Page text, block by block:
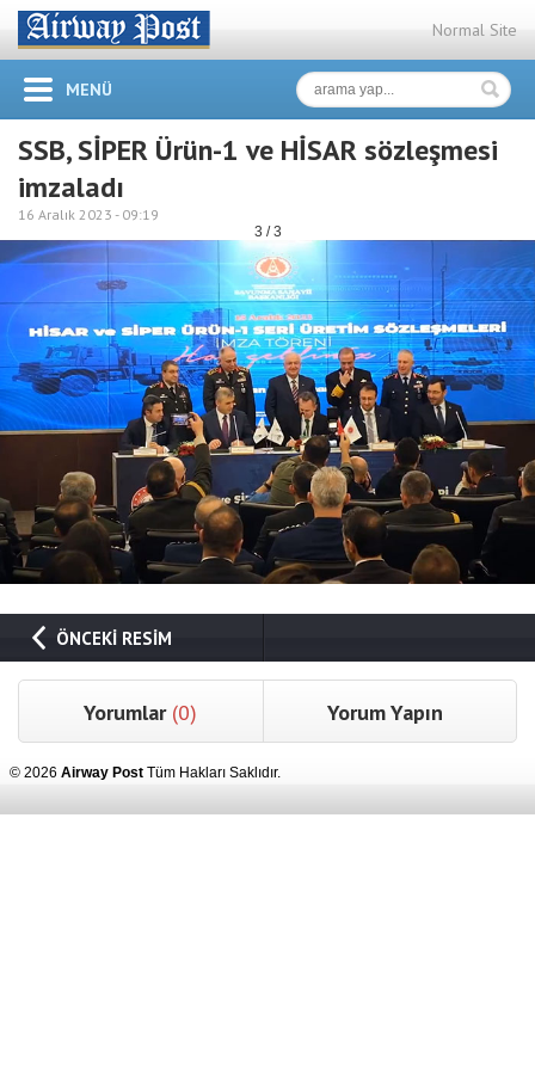
Normal Site
MENÜ
SSB, SİPER Ürün-1 ve HİSAR sözleşmesi
imzaladı
16 Aralık 2023 - 09:19
3 / 3
ÖNCEKİ RESİM
Yorumlar (0) Yorum Yapın
© 2026 Airway Post Tüm Hakları Saklıdır.